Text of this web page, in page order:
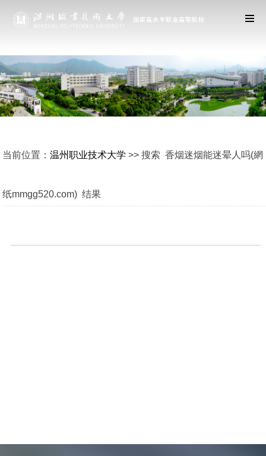
当前位置：温州职业技术大学 >> 搜索 香烟迷烟能迷晕人吗(網
纸mmgg520.com) 结果